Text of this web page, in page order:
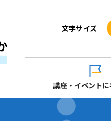
文字サイズ
講座・イベント